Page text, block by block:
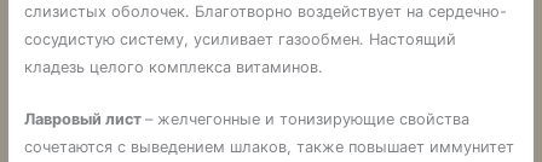
слизистых оболочек. Благотворно воздействует на сердечно-
сосудистую систему, усиливает газообмен. Настоящий
кладезь целого комплекса витаминов.
Лавровый лист – желчегонные и тонизирующие свойства
сочетаются с выведением шлаков, также повышает иммунитет